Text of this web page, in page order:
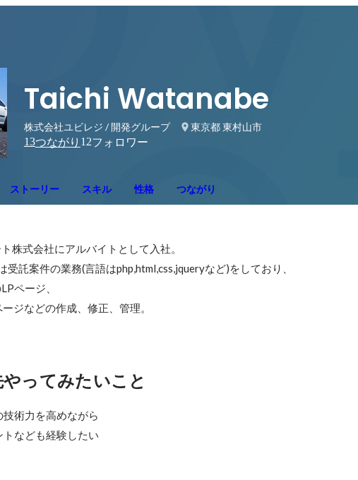
Taichi Watanabe
株式会社ユビレジ / 開発グループ
東京都 東村山市
13つながり 12フォロワー
ストーリー スキル 性格 つながり
株式会社にアルバイトとして入社。
受託案件の業務(言語はphp,html,css,jqueryなど)をしており、
ページ、
ジなどの作成、修正、管理。
ってみたいこと
技術力を高めながら
トなども経験したい